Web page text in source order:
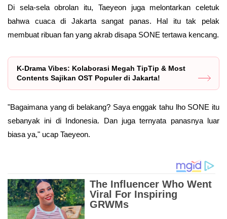
Di sela-sela obrolan itu, Taeyeon juga melontarkan celetuk
bahwa cuaca di Jakarta sangat panas. Hal itu tak pelak
membuat ribuan fan yang akrab disapa SONE tertawa kencang.
K-Drama Vibes: Kolaborasi Megah TipTip & Most
Contents Sajikan OST Populer di Jakarta!
"Bagaimana yang di belakang? Saya enggak tahu lho SONE itu
sebanyak ini di Indonesia. Dan juga ternyata panasnya luar
biasa ya," ucap Taeyeon.